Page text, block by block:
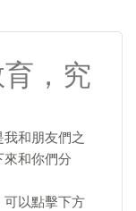
，究
和朋友們之
和你們分
可以點擊下方